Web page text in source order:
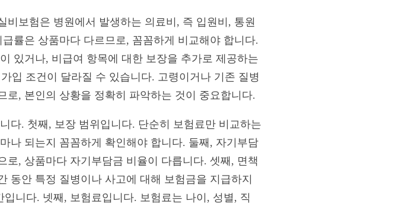
보험은 병원에서 발생하는 의료비, 즉 입원비, 통원
률은 상품마다 다르므로, 꼼꼼하게 비교해야 합니다.
있거나, 비급여 항목에 대한 보장을 추가로 제공하는
입 조건이 달라질 수 있습니다. 고령이거나 기존 질병
, 본인의 상황을 정확히 파악하는 것이 중요합니다.
다. 첫째, 보장 범위입니다. 단순히 보험료만 비교하는
나 되는지 꼼꼼하게 확인해야 합니다. 둘째, 자기부담
, 상품마다 자기부담금 비율이 다릅니다. 셋째, 면책
동안 특정 질병이나 사고에 대해 보험금을 지급하지
니다. 넷째, 보험료입니다. 보험료는 나이, 성별, 직